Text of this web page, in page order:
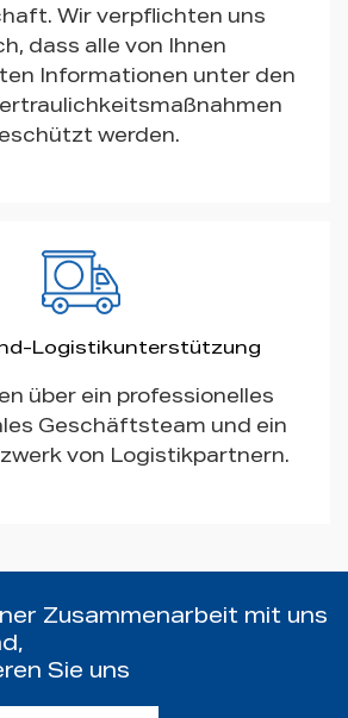
Wir verpflichten uns
dass alle von Ihnen
Informationen unter den
werden.
Logistikunterstützung
über ein professionelles
Geschäftsteam und ein
von Logistikpartnern.
Zusammenarbeit mit uns
Sie uns